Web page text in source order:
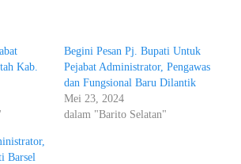
Kab.
Begini Pesan Pj. Bupati Untuk
Pejabat Administrator, Pengawas
dan Fungsional Baru Dilantik
Mei 23, 2024
dalam "Barito Selatan"
Barsel